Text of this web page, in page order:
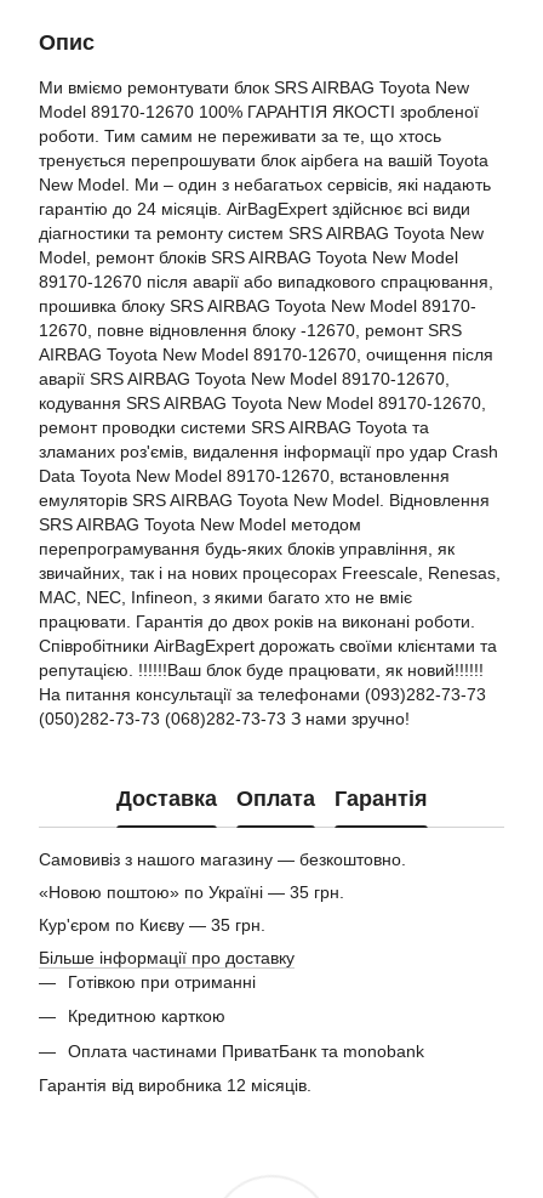
Опис
Ми вміємо ремонтувати блок SRS AIRBAG Toyota New
Model 89170-12670 100% ГАРАНТІЯ ЯКОСТІ зробленої
роботи. Тим самим не переживати за те, що хтось
тренується перепрошувати блок аірбега на вашій Toyota
New Model. Ми – один з небагатьох сервісів, які надають
гарантію до 24 місяців. AirBagExpert здійснює всі види
діагностики та ремонту систем SRS AIRBAG Toyota New
Model, ремонт блоків SRS AIRBAG Toyota New Model
89170-12670 після аварії або випадкового спрацювання,
прошивка блоку SRS AIRBAG Toyota New Model 89170-
12670, повне відновлення блоку -12670, ремонт SRS
AIRBAG Toyota New Model 89170-12670, очищення після
аварії SRS AIRBAG Toyota New Model 89170-12670,
кодування SRS AIRBAG Toyota New Model 89170-12670,
ремонт проводки системи SRS AIRBAG Toyota та
зламаних роз'ємів, видалення інформації про удар Crash
Data Toyota New Model 89170-12670, встановлення
емуляторів SRS AIRBAG Toyota New Model. Відновлення
SRS AIRBAG Toyota New Model методом
перепрограмування будь-яких блоків управління, як
звичайних, так і на нових процесорах Freescale, Renesas,
MAC, NEC, Infineon, з якими багато хто не вміє
працювати. Гарантія до двох років на виконані роботи.
Співробітники AirBagExpert дорожать своїми клієнтами та
репутацією. !!!!!!Ваш блок буде працювати, як новий!!!!!!
На питання консультації за телефонами (093)282-73-73
(050)282-73-73 (068)282-73-73 З нами зручно!
Доставка Оплата Гарантія
Самовивіз з нашого магазину — безкоштовно.
«Новою поштою» по Україні — 35 грн.
Кур'єром по Києву — 35 грн.
Більше інформації про доставку
Готівкою при отриманні
Кредитною карткою
Оплата частинами ПриватБанк та monobank
Гарантія від виробника 12 місяців.